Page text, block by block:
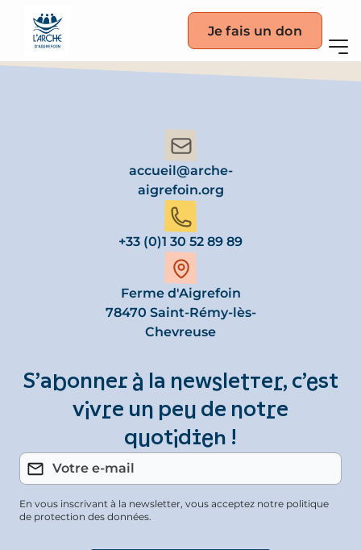
Je fais un don
accueil@arche-
aigrefoin.org
+33 (0)1 30 52 89 89
Ferme d'Aigrefoin
78470 Saint-Rémy-lès-
Chevreuse
S’abonner à la newsletter, c’est
vivre un peu de notre
quotidien !
En vous inscrivant à la newsletter, vous acceptez notre politique
de protection des données.